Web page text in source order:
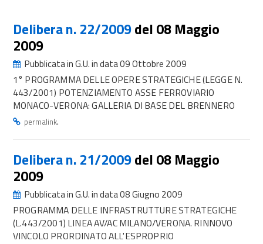
Delibera n. 22/2009del 08 Maggio
2009
Pubblicata in G.U. in data 09 Ottobre 2009
1° PROGRAMMA DELLE OPERE STRATEGICHE (LEGGE N.
443/2001) POTENZIAMENTO ASSE FERROVIARIO
MONACO-VERONA: GALLERIA DI BASE DEL BRENNERO
permalink.
Delibera n. 21/2009del 08 Maggio
2009
Pubblicata in G.U. in data 08 Giugno 2009
PROGRAMMA DELLE INFRASTRUTTURE STRATEGICHE
(L.443/2001) LINEA AV/AC MILANO/VERONA. RINNOVO
VINCOLO PRORDINATO ALL'ESPROPRIO